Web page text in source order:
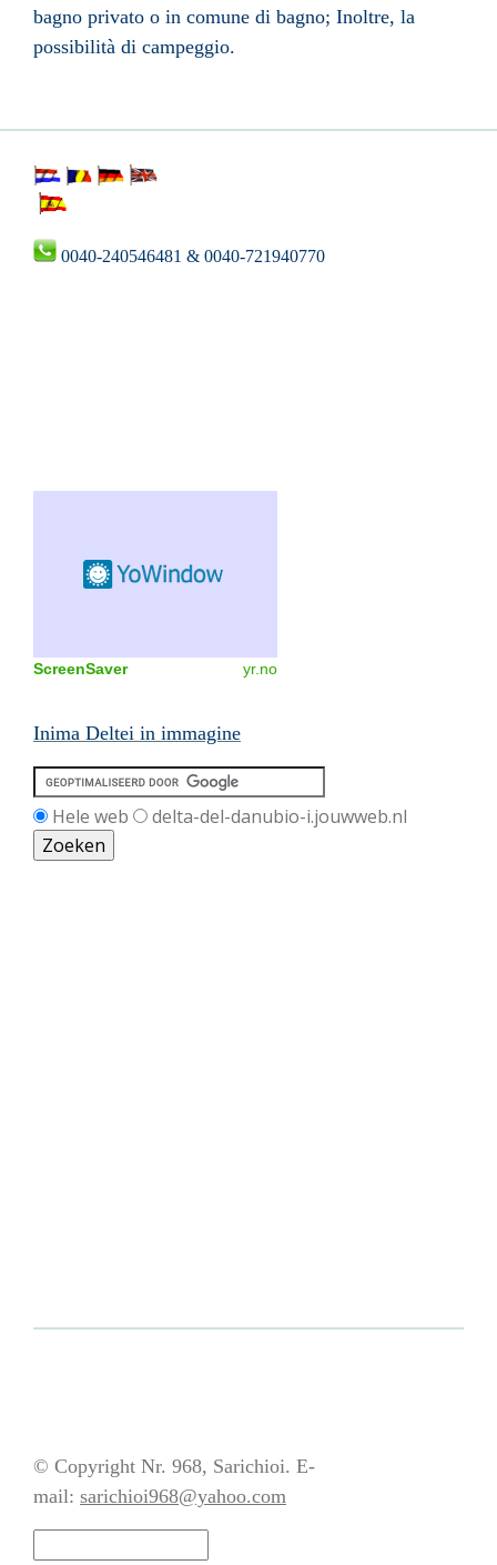
bagno privato o in comune di bagno; Inoltre, la
possibilità di campeggio.
0040-240546481 & 0040-721940770
ScreenSaver yr.no
Inima Deltei in immagine
Hele web delta-del-danubio-i.jouwweb.nl
© Copyright Nr. 968, Sarichioi. E-
mail: sarichioi968@yahoo.com